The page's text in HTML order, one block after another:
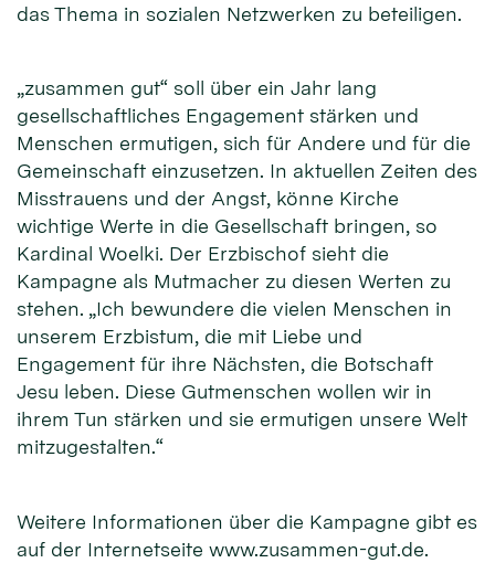
das Thema in sozialen Netzwerken zu beteiligen.
„zusammen gut“ soll über ein Jahr lang
gesellschaftliches Engagement stärken und
Menschen ermutigen, sich für Andere und für die
Gemeinschaft einzusetzen. In aktuellen Zeiten des
Misstrauens und der Angst, könne Kirche
wichtige Werte in die Gesellschaft bringen, so
Kardinal Woelki. Der Erzbischof sieht die
Kampagne als Mutmacher zu diesen Werten zu
stehen. „Ich bewundere die vielen Menschen in
unserem Erzbistum, die mit Liebe und
Engagement für ihre Nächsten, die Botschaft
Jesu leben. Diese Gutmenschen wollen wir in
ihrem Tun stärken und sie ermutigen unsere Welt
mitzugestalten.“
Weitere Informationen über die Kampagne gibt es
auf der Internetseite www.zusammen-gut.de.